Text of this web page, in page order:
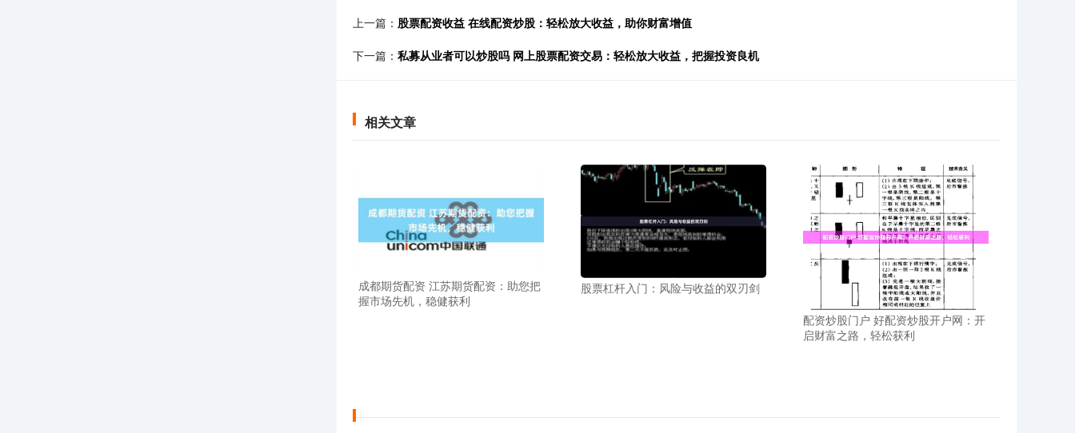
上一篇： 股票配资收益 在线配资炒股：轻松放大收益，助你财富增值
下一篇： 私募从业者可以炒股吗 网上股票配资交易：轻松放大收益，把握投资良机
相关文章
成都期货配资 江苏期货配资：助您把
握市场先机，稳健获利
股票杠杆入门：风险与收益的双刃剑
配资炒股门户 好配资炒股开户网：开
启财富之路，轻松获利